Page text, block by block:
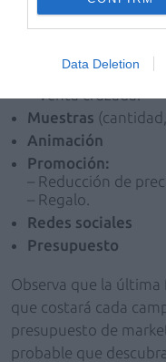
Data Deletion
Comunicación
– Interna: material
Venta activa por
Muestras
Animación
Promoción:
– Reducción de
– Regalo.
Redes sociales
Presupuesto
Observa que la
que costará cada
presupuesto de
probable que